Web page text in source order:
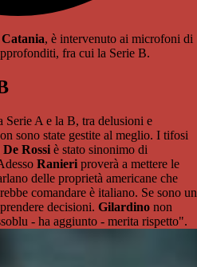
Catania, è intervenuto ai microfoni di
fra cui la Serie B.
Serie A e la B, tra delusioni e
sono state gestite al meglio. I tifosi
De Rossi è stato sinonimo di
Ranieri proverà a mettere le
delle proprietà americane che
comandare è italiano. Se sono un
decisioni. Gilardino non
- ha aggiunto - merita rispetto".